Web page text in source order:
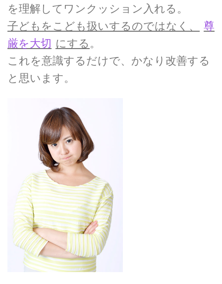
を理解してワンクッション入れる。
子どもをこども扱いするのではなく、
尊
厳を大切 にする 。
これを意識するだけで、かなり改善する
と思います。